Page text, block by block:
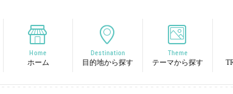
Home
ホーム
Destination
目的地から探す
Theme
テーマから探す